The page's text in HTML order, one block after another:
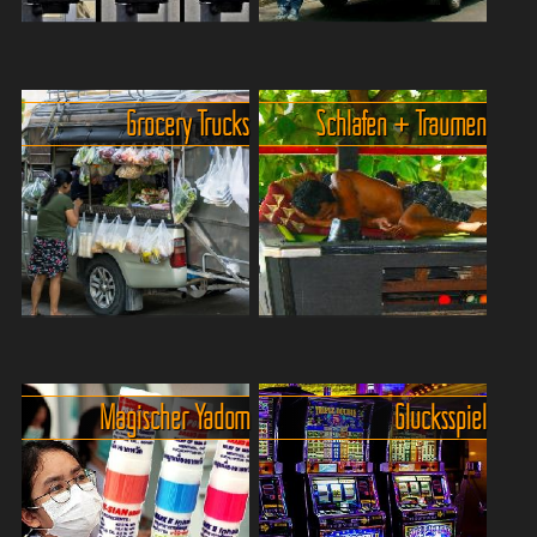
Thailand nur Dekoration ?.Ja
es gibt Ampeln - von
Bangkok mal abgesehen -
nicht sehr viele, aber es gibt
sie. Und sie sind sehr
hübsch und bunt. I...
Strassenverkehr 😏.
Sicherheit im
Straßenverkehr ist in
Thailand leider ein Thema,
das eher in die Kategorie
„optional“ fällt – so wie
Beipa...
Trucks.Wenn irgendwo
zwischen Bangkok und
Buriram plötzlich eine
Lautsprecherstimme durch
die Gassen schallt, gefolgt
vom Duft ...
Grocery Trucks
jeder Hinsicht.Das Land des
Lächelns… und des
Schlafens: Traumhafte
Nickerchen – überall und
jederzeit! Wenn Thais eine
wirklich ben...
Schlafen + Träumen
Magischer Yadom Glücksspiel